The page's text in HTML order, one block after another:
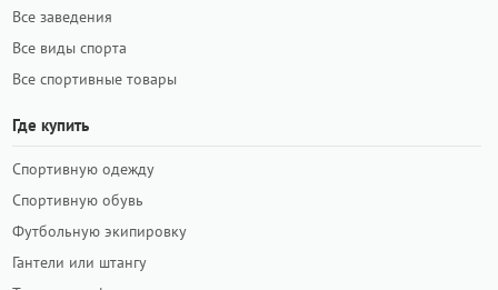
Все заведения
Все виды спорта
Все спортивные товары
Где купить
Спортивную одежду
Спортивную обувь
Футбольную экипировку
Гантели или штангу